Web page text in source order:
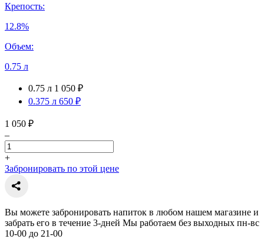
Крепость:
12.8%
Объем:
0.75 л
0.75 л 1 050 ₽
0.375 л 650 ₽
1 050 ₽
–
+
Забронировать по этой цене
Вы можете забронировать напиток в любом нашем магазине и
забрать его в течение 3-дней Мы работаем без выходных пн-вс
10-00 до 21-00